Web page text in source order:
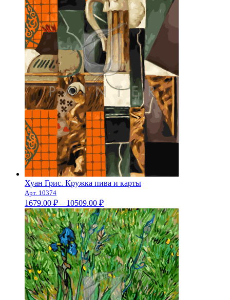
Хуан Грис. Кружка пива и карты
Арт. 10374
1679.00 ₽ – 10509.00 ₽Диапазон
цен:
1679.00 ₽
–
10509.00 ₽